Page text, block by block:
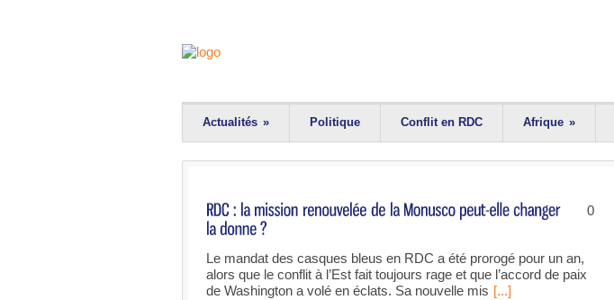
Actualités » Politique Conflit en RDC Afrique »
0
Le mandat des casques bleus en RDC a été prorogé pour un an,
alors que le conflit à l’Est fait toujours rage et que l’accord de paix
de Washington a volé en éclats. Sa nouvelle mis [...]